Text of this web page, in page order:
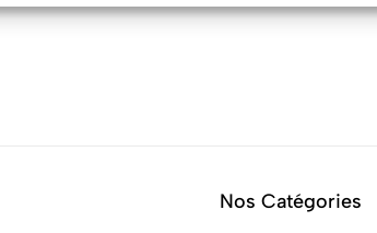
Nos Catégories